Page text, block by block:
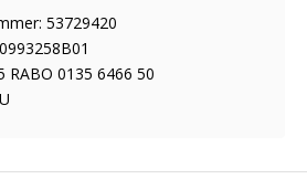
53729420
RABO 0135 6466 50